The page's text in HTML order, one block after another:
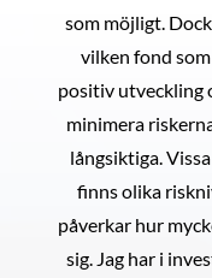
som möjligt.
vilken fond
positiv utveckling
minimera
långsiktiga.
finns olika
påverkar hur
sig. Jag har i